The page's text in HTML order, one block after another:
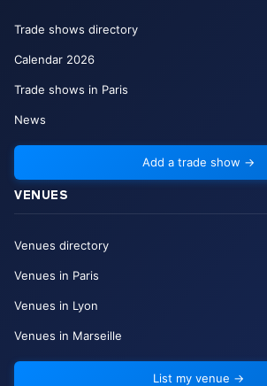
Trade shows directory
Calendar 2026
Trade shows in Paris
News
Add a trade show →
VENUES
Venues directory
Venues in Paris
Venues in Lyon
Venues in Marseille
List my venue →